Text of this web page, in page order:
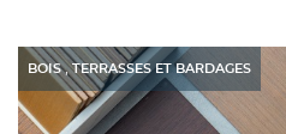
BOIS,TERRASSES ET BARDAGES